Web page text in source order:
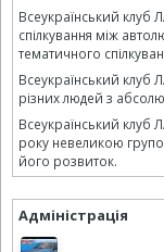
Всеукраїнський клуб
спілкування між
тематичного
Всеукраїнський
різних людей з
Всеукраїнський
року невеликою
його розвиток.
Адміністрація